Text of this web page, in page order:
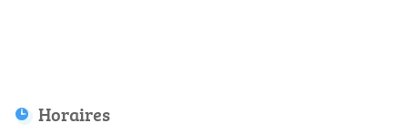
Horaires